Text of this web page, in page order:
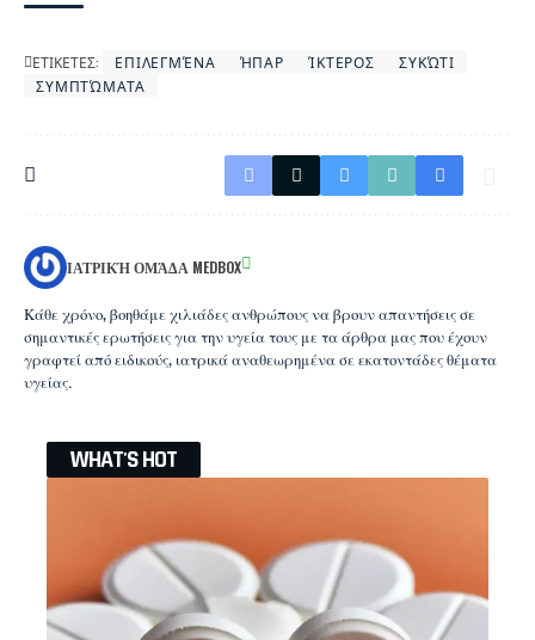
ΕΤΙΚΕΤΕΣ: ΕΠΙΛΕΓΜΈΝΑ ΉΠΑΡ ΊΚΤΕΡΟΣ
ΣΥΚΏΤΙ
ΣΥΜΠΤΏΜΑΤΑ
ΙΑΤΡΙΚΉ ΟΜΆΔΑ MEDBOX
Κάθε χρόνο, βοηθάμε χιλιάδες ανθρώπους να βρουν απαντήσεις σε
σημαντικές ερωτήσεις για την υγεία τους με τα άρθρα μας που έχουν
γραφτεί από ειδικούς, ιατρικά αναθεωρημένα σε εκατοντάδες θέματα
υγείας.
WHAT'S HOT